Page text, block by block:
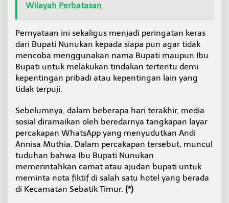
Wilayah Perbatasan
Pernyataan ini sekaligus menjadi peringatan keras
dari Bupati Nunukan kepada siapa pun agar tidak
mencoba menggunakan nama Bupati maupun Ibu
Bupati untuk melakukan tindakan tertentu demi
kepentingan pribadi atau kepentingan lain yang
tidak terpuji.
Sebelumnya, dalam beberapa hari terakhir, media
sosial diramaikan oleh beredarnya tangkapan layar
percakapan WhatsApp yang menyudutkan Andi
Annisa Muthia. Dalam percakapan tersebut, muncul
tuduhan bahwa Ibu Bupati Nunukan
memerintahkan camat atau ajudan bupati untuk
meminta nota fiktif di salah satu hotel yang berada
di Kecamatan Sebatik Timur. (*)